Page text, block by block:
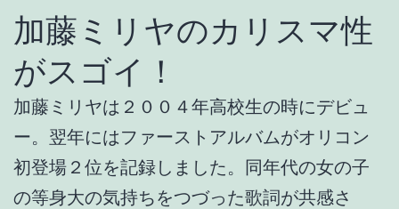
加藤ミリヤのカリスマ性
がスゴイ！
加藤ミリヤは２００４年高校生の時にデビュ
ー。翌年にはファーストアルバムがオリコン
初登場２位を記録しました。同年代の女の子
の等身大の気持ちをつづった歌詞が共感さ